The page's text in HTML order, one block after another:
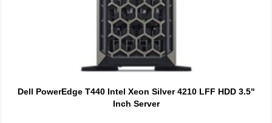
Dell PowerEdge T440 Intel Xeon Silver 4210 LFF HDD 3.5"
Inch Server